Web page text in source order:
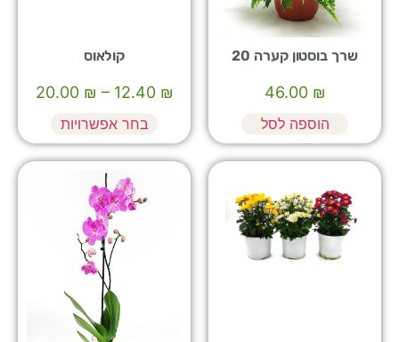
שרך בוסטון קערה 20
₪
46.00
הוספה לסל
קולאוס
₪
12.40
–
₪
20.00
בחר אפשרויות